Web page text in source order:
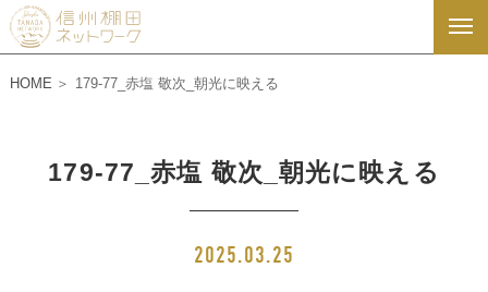
HOME 179-77_赤塩 敬次_朝光に映える
179-77_赤塩 敬次_朝光に映える
2025.03.25